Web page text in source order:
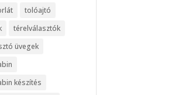
tolóajtó
térelválasztók
üvegek
készítés